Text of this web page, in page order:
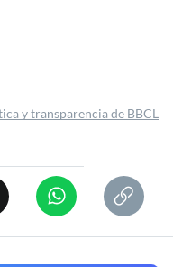
y transparencia de BBCL